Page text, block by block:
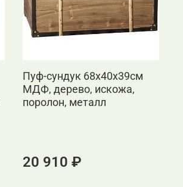
Пуф-сундук 68х40х39см
МДФ, дерево, искожа,
поролон, металл
20 910 ₽